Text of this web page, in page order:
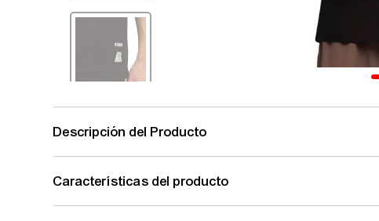
Descripción del Producto
Características del producto